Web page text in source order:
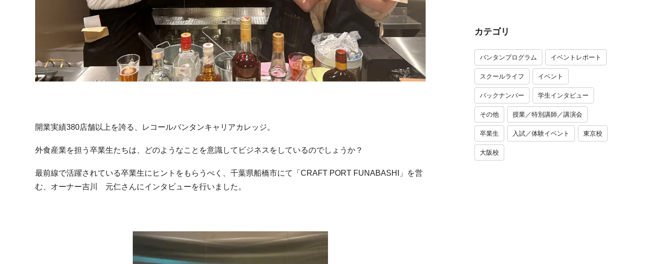
開業実績380店舗以上を誇る、レコールバンタンキャリアカレッジ。
外食産業を担う卒業生たちは、どのようなことを意識してビジネスをしているのでしょうか？
最前線で活躍されている卒業生にヒントをもらうべく、千葉県船橋市にて「 CRAFT PORT FUNABASHI
」を営
む、オーナー吉川 元仁さんにインタビューを行いました。
カテゴリ
バンタンプログラム イベントレポート
スクールライフ イベント
バックナンバー 学生インタビュー
その他 授業／特別講師／講演会
卒業生 入試／体験イベント 東京校
大阪校